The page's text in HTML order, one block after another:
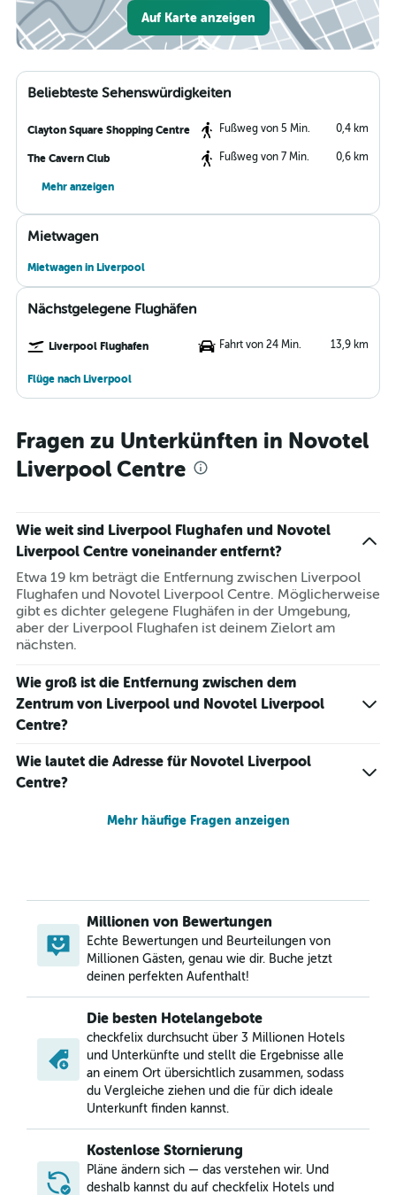
Auf Karte anzeigen
Beliebteste Sehenswürdigkeiten
Clayton Square Shopping Centre Fußweg von 5 Min. 0,4 km
The Cavern Club Fußweg von 7 Min. 0,6 km
Mehr anzeigen
Mietwagen
Mietwagen in Liverpool
Nächstgelegene Flughäfen
Liverpool Flughafen Fahrt von 24 Min. 13,9 km
Flüge nach Liverpool
Fragen zu Unterkünften in Novotel
Liverpool Centre
Wie weit sind Liverpool Flughafen und Novotel
Liverpool Centre voneinander entfernt?
Etwa 19 km beträgt die Entfernung zwischen Liverpool
Flughafen und Novotel Liverpool Centre. Möglicherweise
gibt es dichter gelegene Flughäfen in der Umgebung,
aber der Liverpool Flughafen ist deinem Zielort am
nächsten.
Wie groß ist die Entfernung zwischen dem
Zentrum von Liverpool und Novotel Liverpool
Centre?
Wie lautet die Adresse für Novotel Liverpool
Centre?
Mehr häufige Fragen anzeigen
Millionen von Bewertungen
Echte Bewertungen und Beurteilungen von
Millionen Gästen, genau wie dir. Buche jetzt
deinen perfekten Aufenthalt!
Die besten Hotelangebote
checkfelix durchsucht über 3 Millionen Hotels
und Unterkünfte und stellt die Ergebnisse alle
an einem Ort übersichtlich zusammen, sodass
du Vergleiche ziehen und die für dich ideale
Unterkunft finden kannst.
Kostenlose Stornierung
Pläne ändern sich — das verstehen wir. Und
deshalb kannst du auf checkfelix Hotels und